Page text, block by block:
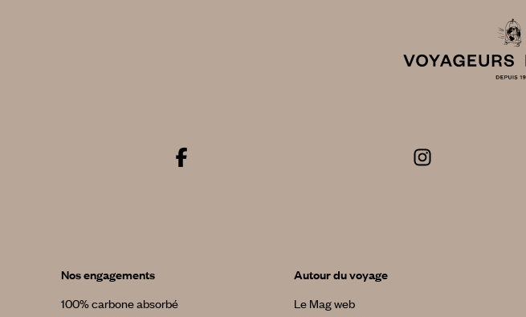
Nos engagements
100% carbone absorbé
Autour du voyage
Le Mag web